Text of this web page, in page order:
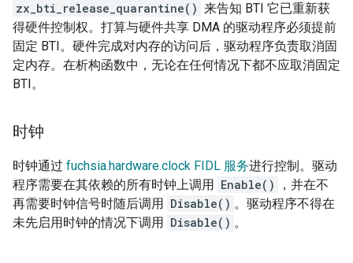
zx_bti_release_quarantine() 来告知 BTI 它已重新获
得硬件控制权。打算与硬件共享 DMA 的驱动程序必须提前
固定 BTI。硬件完成对内存的访问后，驱动程序负责取消固
定内存。在析构函数中，无论在任何情况下都不应取消固定
BTI。
时钟
时钟通过 fuchsia.hardware.clock FIDL 服务进行控制。驱动
程序需要在其依赖的所有时钟上调用 Enable()
，并在不
再需要时钟信号时随后调用 Disable() 。驱动程序不得在
未先启用时钟的情况下调用 Disable() 。